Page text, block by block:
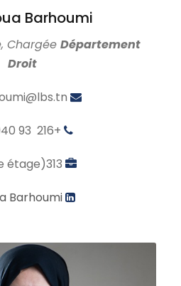
Barhoumi
Chargée Département
Droit
+216 93 940 360
Barhoumi